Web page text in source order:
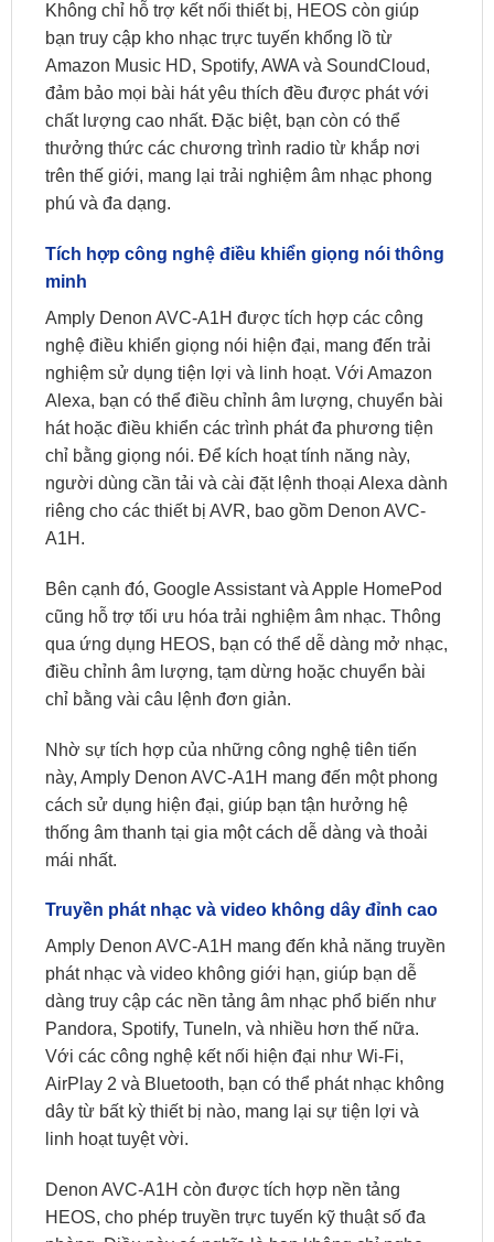
Không chỉ hỗ trợ kết nối thiết bị, HEOS còn giúp
bạn truy cập kho nhạc trực tuyến khổng lồ từ
Amazon Music HD, Spotify, AWA và SoundCloud,
đảm bảo mọi bài hát yêu thích đều được phát với
chất lượng cao nhất. Đặc biệt, bạn còn có thể
thưởng thức các chương trình radio từ khắp nơi
trên thế giới, mang lại trải nghiệm âm nhạc phong
phú và đa dạng.
Tích hợp công nghệ điều khiển giọng nói thông
minh
Amply Denon AVC-A1H được tích hợp các công
nghệ điều khiển giọng nói hiện đại, mang đến trải
nghiệm sử dụng tiện lợi và linh hoạt. Với Amazon
Alexa, bạn có thể điều chỉnh âm lượng, chuyển bài
hát hoặc điều khiển các trình phát đa phương tiện
chỉ bằng giọng nói. Để kích hoạt tính năng này,
người dùng cần tải và cài đặt lệnh thoại Alexa dành
riêng cho các thiết bị AVR, bao gồm Denon AVC-
A1H.
Bên cạnh đó, Google Assistant và Apple HomePod
cũng hỗ trợ tối ưu hóa trải nghiệm âm nhạc. Thông
qua ứng dụng HEOS, bạn có thể dễ dàng mở nhạc,
điều chỉnh âm lượng, tạm dừng hoặc chuyển bài
chỉ bằng vài câu lệnh đơn giản.
Nhờ sự tích hợp của những công nghệ tiên tiến
này, Amply Denon AVC-A1H mang đến một phong
cách sử dụng hiện đại, giúp bạn tận hưởng hệ
thống âm thanh tại gia một cách dễ dàng và thoải
mái nhất.
Truyền phát nhạc và video không dây đỉnh cao
Amply Denon AVC-A1H mang đến khả năng truyền
phát nhạc và video không giới hạn, giúp bạn dễ
dàng truy cập các nền tảng âm nhạc phổ biến như
Pandora, Spotify, TuneIn, và nhiều hơn thế nữa.
Với các công nghệ kết nối hiện đại như Wi-Fi,
AirPlay 2 và Bluetooth, bạn có thể phát nhạc không
dây từ bất kỳ thiết bị nào, mang lại sự tiện lợi và
linh hoạt tuyệt vời.
Denon AVC-A1H còn được tích hợp nền tảng
HEOS, cho phép truyền trực tuyến kỹ thuật số đa